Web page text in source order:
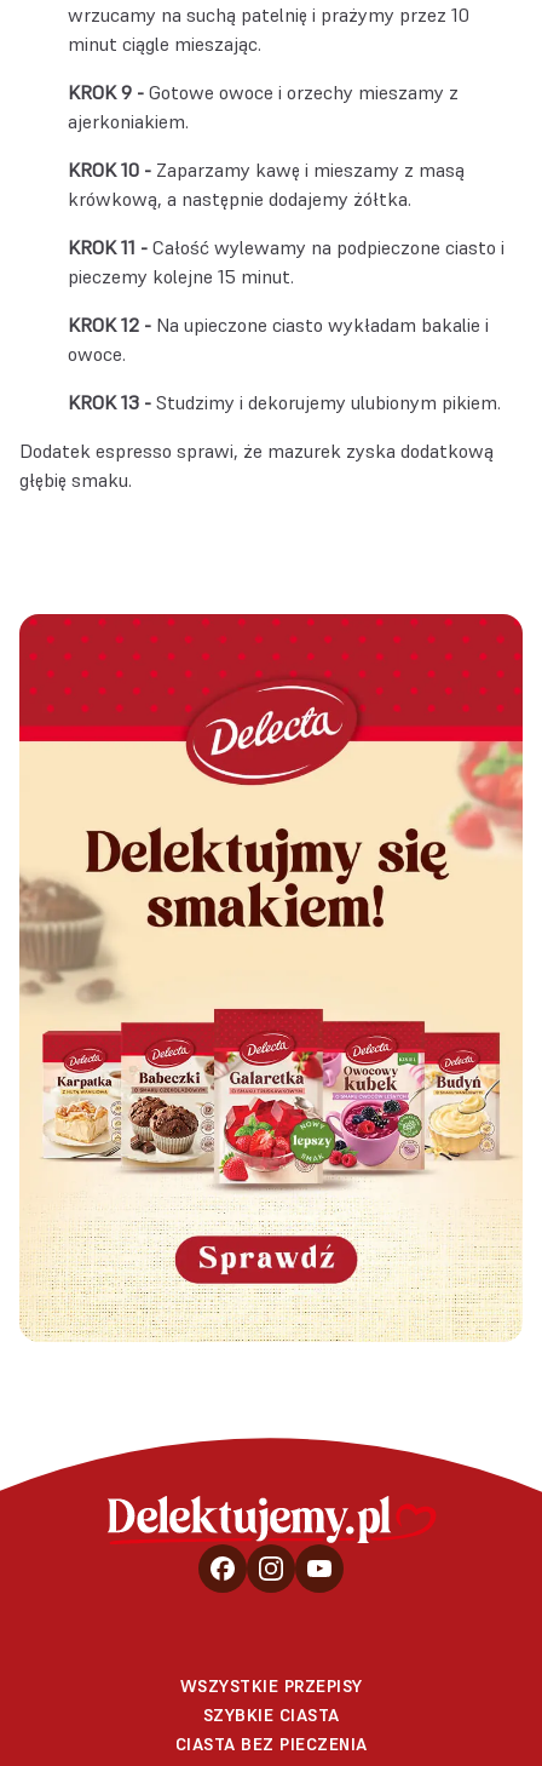
wrzucamy na suchą patelnię i prażymy przez 10
minut ciągle mieszając.
Gotowe owoce i orzechy mieszamy z
ajerkoniakiem.
Zaparzamy kawę i mieszamy z masą
krówkową, a następnie dodajemy żółtka.
Całość wylewamy na podpieczone ciasto i
pieczemy kolejne 15 minut.
Na upieczone ciasto wykładam bakalie i
owoce.
Studzimy i dekorujemy ulubionym pikiem.
Dodatek espresso sprawi, że mazurek zyska dodatkową
głębię smaku.
WSZYSTKIE PRZEPISY
SZYBKIE CIASTA
CIASTA BEZ PIECZENIA